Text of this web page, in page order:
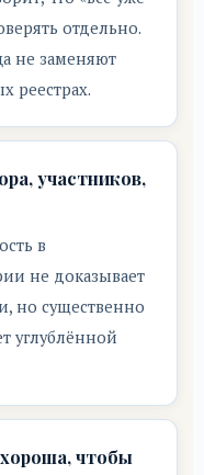
отдельно.
не заменяют
реестрах.
участников,
в
не доказывает
но существенно
углублённой
чтобы